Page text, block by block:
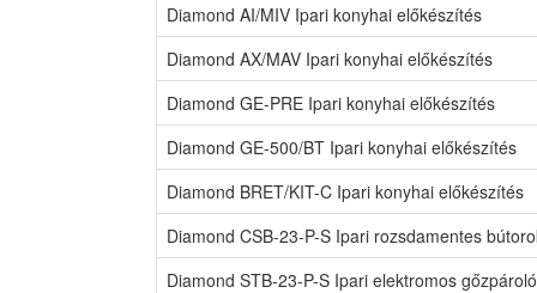
Diamond AI/MIV Ipari konyhai előkészítés
Diamond AX/MAV Ipari konyhai előkészítés
Diamond GE-PRE Ipari konyhai előkészítés
Diamond GE-500/BT Ipari konyhai előkészítés
Diamond BRET/KIT-C Ipari konyhai előkészítés
Diamond CSB-23-P-S Ipari rozsdamentes
Diamond STB-23-P-S Ipari elektromos gőzpároló